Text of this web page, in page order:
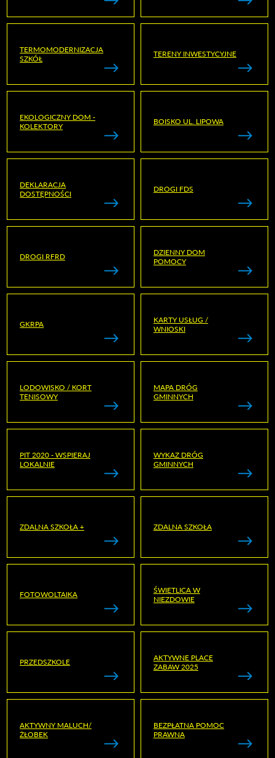
TERMOMODERNIZACJA
SZKÓŁ
TERENY INWESTYCYJNE
EKOLOGICZNY DOM -
KOLEKTORY
BOISKO UL. LIPOWA
DEKLARACJA
DOSTĘPNOŚCI
DROGI FDS
DROGI RFRD
DZIENNY DOM
POMOCY
GKRPA
KARTY USŁUG /
WNIOSKI
LODOWISKO / KORT
TENISOWY
MAPA DRÓG
GMINNYCH
PIT 2020 - WSPIERAJ
LOKALNIE
WYKAZ DRÓG
GMINNYCH
ZDALNA SZKOŁA + ZDALNA SZKOŁA
FOTOWOLTAIKA
ŚWIETLICA W
NIEZDOWIE
PRZEDSZKOLE
AKTYWNE PLACE
ZABAW 2025
AKTYWNY MALUCH/
ŻŁOBEK
BEZPŁATNA POMOC
PRAWNA